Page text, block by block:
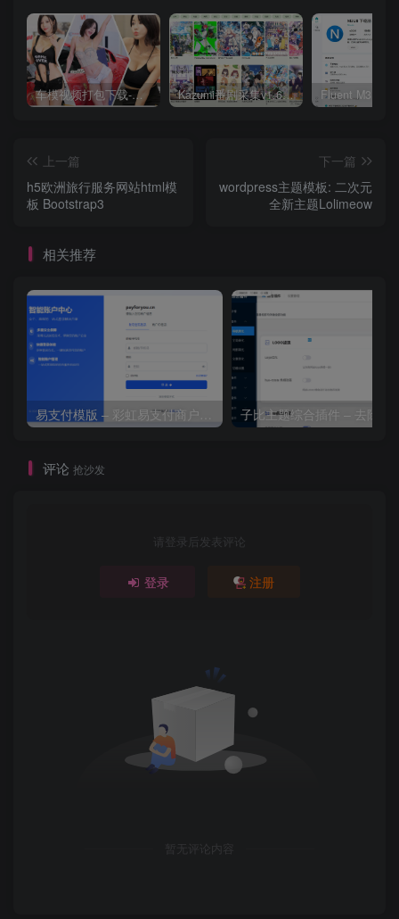
车模视频打包下载-高清无水印版 Kazumi番剧采集v1.6.9：支持自定义规则+在线观看+弹幕，跨平台下载
上一篇
h5欧洲旅行服务网站html模
板 Bootstrap3
下一篇
wordpress主题模板: 二次元
全新主题Lolimeow
相关推荐
易支付模版 – 彩虹易支付商户登录页模板 子比主题综合插件 – 去除授
评论 抢沙发
请登录后发表评论
登录 注册
暂无评论内容